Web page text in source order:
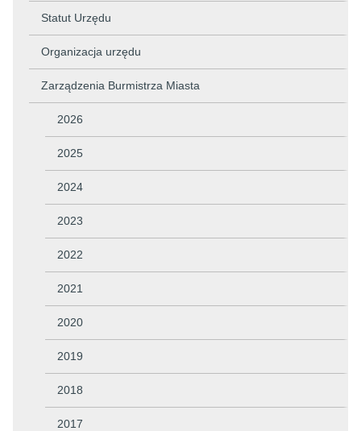
Statut Urzędu
Organizacja urzędu
Zarządzenia Burmistrza Miasta
2026
2025
2024
2023
2022
2021
2020
2019
2018
2017